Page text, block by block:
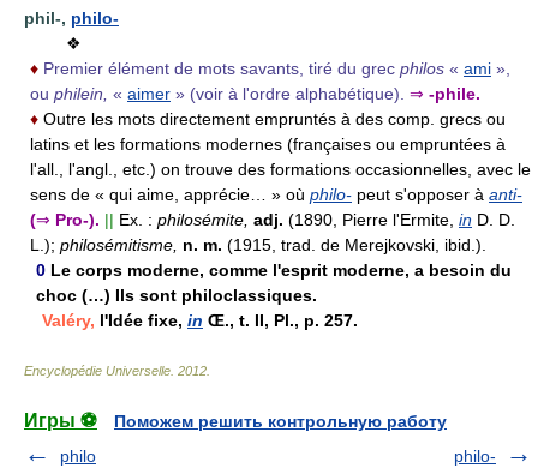
phil-, philo-
❖
♦ Premier élément de mots savants, tiré du grec philos « ami »,
ou philein, « aimer » (voir à l'ordre alphabétique). ⇒ -phile.
♦ Outre les mots directement empruntés à des comp. grecs ou
latins et les formations modernes (françaises ou empruntées à
l'all., l'angl., etc.) on trouve des formations occasionnelles, avec le
sens de « qui aime, apprécie… » où philo- peut s'opposer à anti-
(⇒ Pro-). || Ex. : philosémite, adj. (1890, Pierre l'Ermite, in D. D.
L.); philosémitisme, n. m. (1915, trad. de Merejkovski, ibid.).
0 Le corps moderne, comme l'esprit moderne, a besoin du
choc (…) Ils sont philoclassiques.
Valéry, l'Idée fixe, in Œ., t. II, Pl., p. 257.
Encyclopédie Universelle 2012
Игры ⚽
Поможем решить контрольную работу
philo
philo-